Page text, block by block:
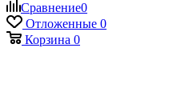
Сравнение0
Отложенные 0
Корзина 0